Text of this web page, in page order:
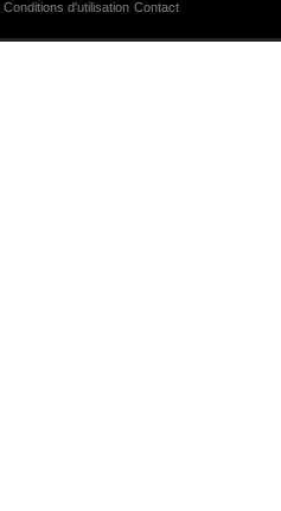
Conditions d'utilisation Contact